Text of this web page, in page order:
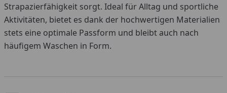
Strapazierfähigkeit sorgt. Ideal für Alltag und sportliche
Aktivitäten, bietet es dank der hochwertigen Materialien
stets eine optimale Passform und bleibt auch nach
häufigem Waschen in Form.